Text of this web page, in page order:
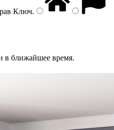
Ключ.
в ближайшее время.